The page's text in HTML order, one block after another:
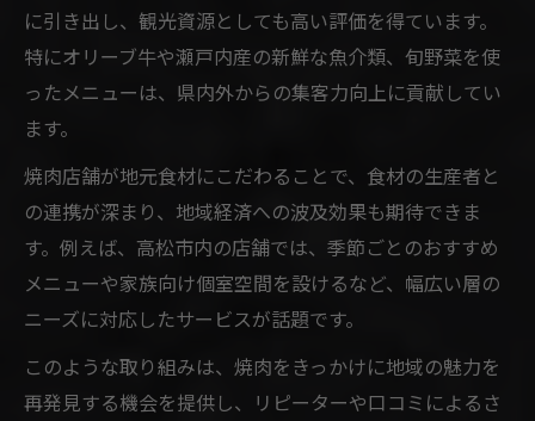
に引き出し、観光資源としても高い評価を得ています。
特にオリーブ牛や瀬戸内産の新鮮な魚介類、旬野菜を使
ったメニューは、県内外からの集客力向上に貢献してい
ます。
焼肉店舗が地元食材にこだわることで、食材の生産者と
の連携が深まり、地域経済への波及効果も期待できま
す。例えば、高松市内の店舗では、季節ごとのおすすめ
メニューや家族向け個室空間を設けるなど、幅広い層の
ニーズに対応したサービスが話題です。
このような取り組みは、焼肉をきっかけに地域の魅力を
再発見する機会を提供し、リピーターや口コミによるさ